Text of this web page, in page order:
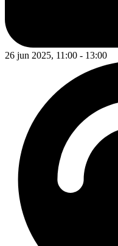
26 jun 2025, 11:00 - 13:00